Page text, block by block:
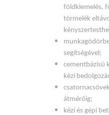
földkiemelés,
törmelék
segítségével;
cementbázisú
kézi
átmérőig;
kézi és gépi